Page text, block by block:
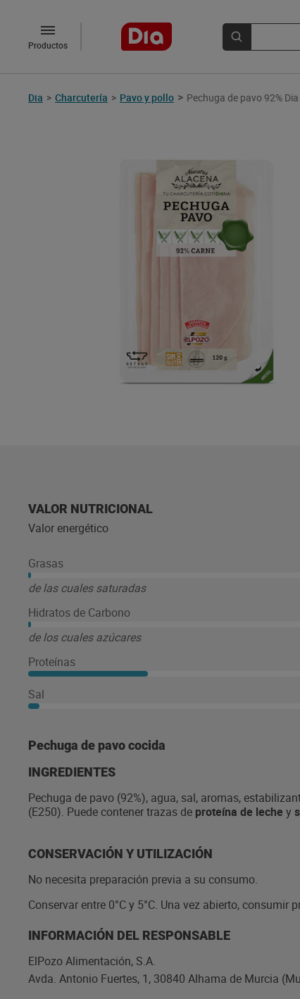
Productos
Dia > Charcutería > Pavo y pollo > Pechuga de pavo 92%
VALOR NUTRICIONAL
Valor energético
Grasas
de las cuales saturadas
Hidratos de Carbono
de los cuales azúcares
Proteínas
Sal
Pechuga de pavo cocida
INGREDIENTES
Pechuga de pavo (92%), agua, sal, aromas,
(E250). Puede contener trazas de proteína de leche y
CONSERVACIÓN Y UTILIZACIÓN
No necesita preparación previa a su consumo.
Conservar entre 0°C y 5°C. Una vez abierto, consumir
INFORMACIÓN DEL RESPONSABLE
ElPozo Alimentación, S.A.
Avda. Antonio Fuertes, 1, 30840 Alhama de Murcia